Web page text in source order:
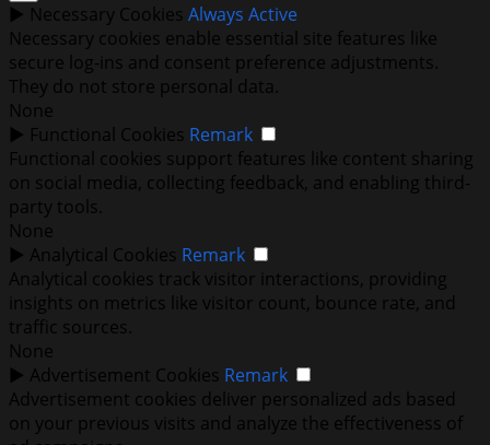
► Necessary Cookies Always Active
Necessary cookies enable essential site features like
secure log-ins and consent preference adjustments.
They do not store personal data.
None
► Functional Cookies Remark
Functional cookies support features like content sharing
on social media, collecting feedback, and enabling third-
party tools.
None
► Analytical Cookies Remark
Analytical cookies track visitor interactions, providing
insights on metrics like visitor count, bounce rate, and
traffic sources.
None
► Advertisement Cookies Remark
Advertisement cookies deliver personalized ads based
on your previous visits and analyze the effectiveness of